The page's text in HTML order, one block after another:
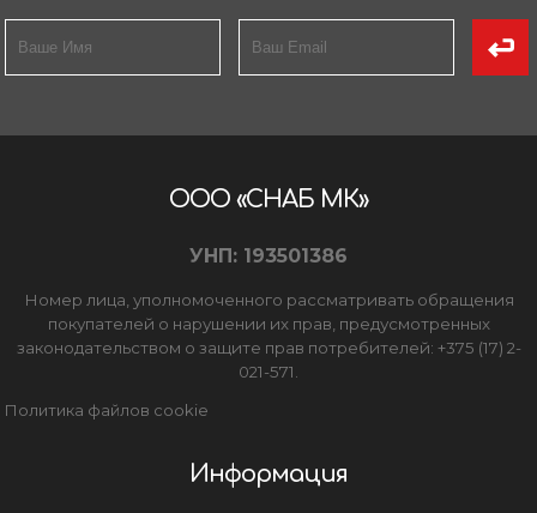
ООО «СНАБ МК»
УНП: 193501386
Номер лица, уполномоченного рассматривать обращения
покупателей о нарушении их прав, предусмотренных
законодательством о защите прав потребителей: +375 (17) 2-
021-571.
Политика файлов cookie
Информация